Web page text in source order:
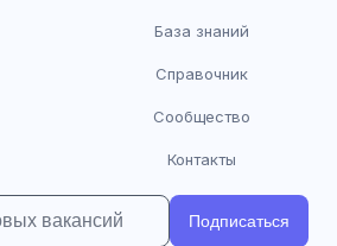
База знаний
Справочник
Сообщество
Контакты
Подписаться